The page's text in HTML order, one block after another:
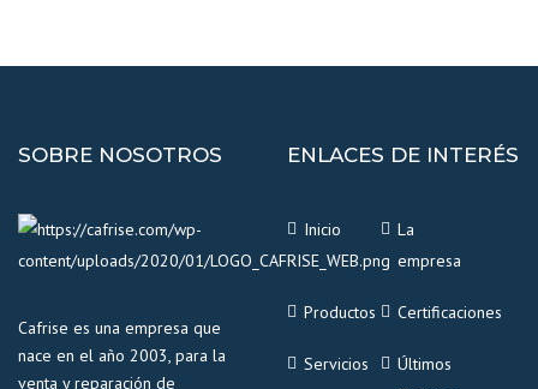
SOBRE NOSOTROS
Cafrise es una empresa que
nace en el año 2003, para la
venta y reparación de
ENLACES DE INTERÉS
Inicio
La
empresa
Productos Certificaciones
Servicios
Últimos